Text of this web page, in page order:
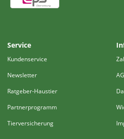
Service
Kundenservice
Newsletter
Ratgeber-Haustier
Partnerprogramm
Tierversicherung